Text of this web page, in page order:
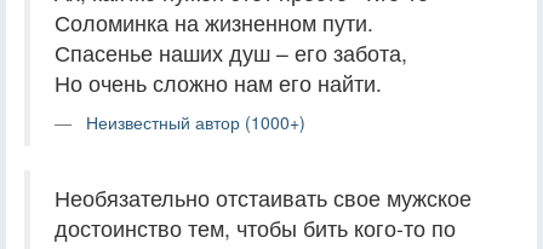
Соломинка на жизненном пути.
Спасенье наших душ – его забота,
Но очень сложно нам его найти.
Неизвестный автор (1000+)
Необязательно отстаивать свое мужское
достоинство тем, чтобы бить кого-то по